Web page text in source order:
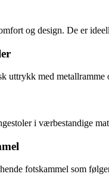
og design. De er
uttrykk med
i værbestandige
fotskammel som